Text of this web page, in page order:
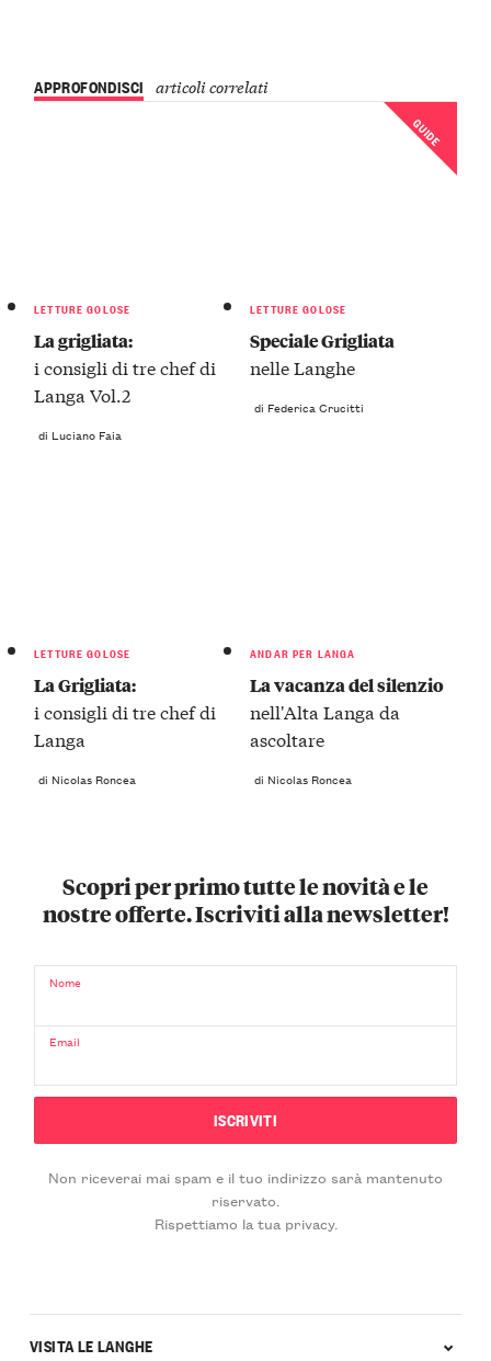
APPROFONDISCI articoli correlati
LETTURE GOLOSE
La grigliata:
i consigli di tre chef di
Langa Vol.2
di Luciano Faia
GUIDE
LETTURE GOLOSE
Speciale Grigliata
nelle Langhe
di Federica Crucitti
LETTURE GOLOSE
La Grigliata:
i consigli di tre chef di
Langa
di Nicolas Roncea
ANDAR PER LANGA
La vacanza del silenzio
nell'Alta Langa da
ascoltare
di Nicolas Roncea
Scopri per primo tutte le novità e le
nostre offerte. Iscriviti alla newsletter!
Nome
Email
Non riceverai mai spam e il tuo indirizzo sarà mantenuto
riservato.
Rispettiamo la tua privacy.
VISITA LE LANGHE